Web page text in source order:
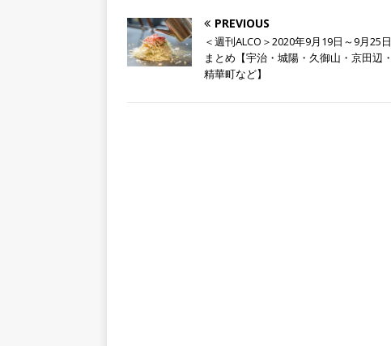
PREVIOUS
＜週刊ALCO＞2020年9月19日～9月25日
まとめ【宇治・城陽・久御山・京田辺・
精華町など】